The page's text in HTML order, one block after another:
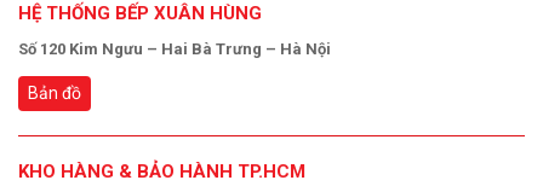
HỆ THỐNG BẾP XUÂN HÙNG
Số 120 Kim Ngưu – Hai Bà Trưng – Hà Nội
Bản đồ
KHO HÀNG & BẢO HÀNH TP.HCM